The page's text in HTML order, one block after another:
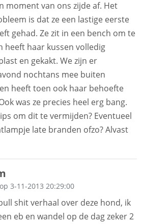
moment van ons zijde af. Het
is dat ze een lastige eerste
gehad. Ze zit in een bench om te
heeft haar kussen volledig
en gekakt. We zijn er
nochtans mee buiten
heeft toen ook haar behoefte
was ze precies heel erg bang.
om dit te vermijden? Eventueel
late branden ofzo? Alvast
3-11-2013 20:29:00
shit verhaal over deze hond, ik
eb en wandel op de dag zeker 2